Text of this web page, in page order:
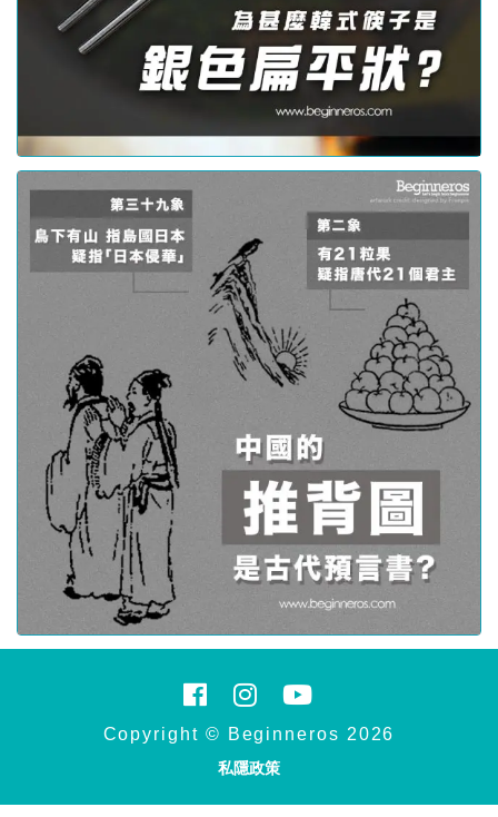
Copyright © Beginneros 2026
私隱政策